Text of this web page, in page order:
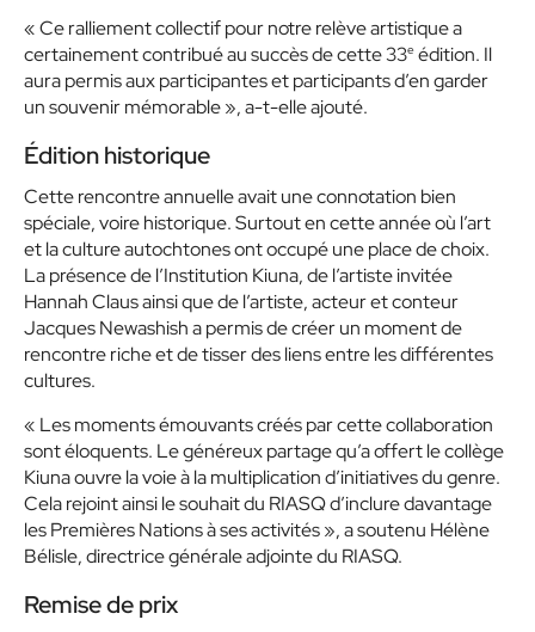
« Ce ralliement collectif pour notre relève artistique a
certainement contribué au succès de cette 33e édition. Il
aura permis aux participantes et participants d’en garder
un souvenir mémorable », a-t-elle ajouté.
Édition historique
Cette rencontre annuelle avait une connotation bien
spéciale, voire historique. Surtout en cette année où l’art
et la culture autochtones ont occupé une place de choix.
La présence de l’Institution Kiuna, de l’artiste invitée
Hannah Claus ainsi que de l’artiste, acteur et conteur
Jacques Newashish a permis de créer un moment de
rencontre riche et de tisser des liens entre les différentes
cultures.
« Les moments émouvants créés par cette collaboration
sont éloquents. Le généreux partage qu’a offert le collège
Kiuna ouvre la voie à la multiplication d’initiatives du genre.
Cela rejoint ainsi le souhait du RIASQ d’inclure davantage
les Premières Nations à ses activités », a soutenu Hélène
Bélisle, directrice générale adjointe du RIASQ.
Remise de prix